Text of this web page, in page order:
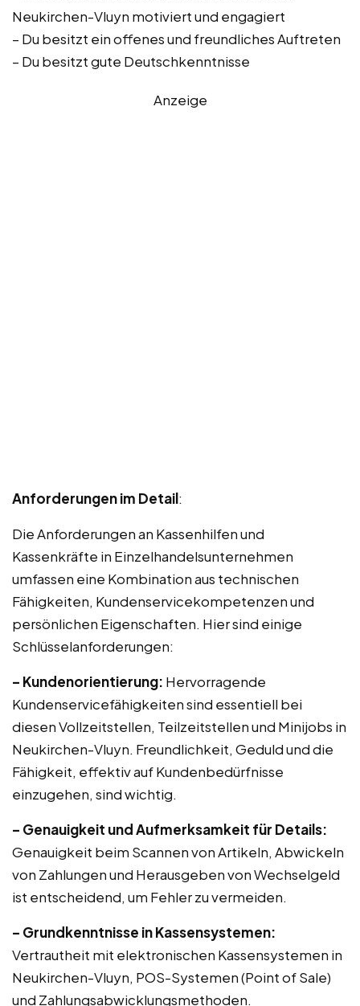
Neukirchen-Vluyn motiviert und engagiert
– Du besitzt ein offenes und freundliches Auftreten
– Du besitzt gute Deutschkenntnisse
Anzeige
Anforderungen im Detail:
Die Anforderungen an Kassenhilfen und
Kassenkräfte in Einzelhandelsunternehmen
umfassen eine Kombination aus technischen
Fähigkeiten, Kundenservicekompetenzen und
persönlichen Eigenschaften. Hier sind einige
Schlüsselanforderungen:
– Kundenorientierung: Hervorragende
Kundenservicefähigkeiten sind essentiell bei
diesen Vollzeitstellen, Teilzeitstellen und Minijobs in
Neukirchen-Vluyn. Freundlichkeit, Geduld und die
Fähigkeit, effektiv auf Kundenbedürfnisse
einzugehen, sind wichtig.
– Genauigkeit und Aufmerksamkeit für Details:
Genauigkeit beim Scannen von Artikeln, Abwickeln
von Zahlungen und Herausgeben von Wechselgeld
ist entscheidend, um Fehler zu vermeiden.
– Grundkenntnisse in Kassensystemen:
Vertrautheit mit elektronischen Kassensystemen in
Neukirchen-Vluyn, POS-Systemen (Point of Sale)
und Zahlungsabwicklungsmethoden.